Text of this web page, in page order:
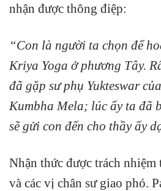
nhận được thông điệp:
“Con là người ta chọn để
Kriya Yoga ở phương Tây.
đã gặp sư phụ Yukteswar
Kumbha Mela; lúc ấy ta đã
sẽ gửi con đến cho thầy ấy
Nhận thức được trách
và các vị chân sư giao phó.